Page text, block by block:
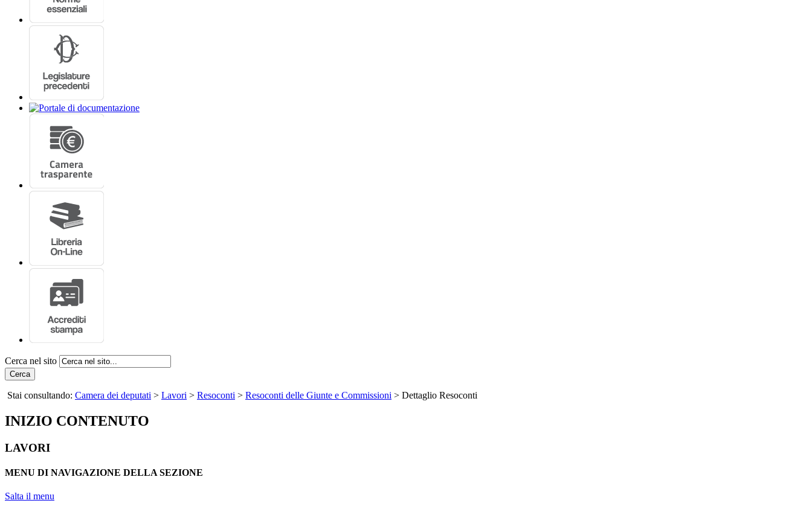
Cerca nel sito
Cerca
Stai consultando: Camera dei deputati > Lavori > Resoconti > Resoconti delle Giunte e Commissioni > Dettaglio Resoconti
INIZIO CONTENUTO
LAVORI
MENU DI NAVIGAZIONE DELLA SEZIONE
Salta il menu